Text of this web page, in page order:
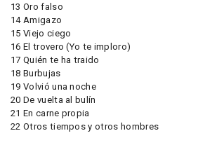
13 Oro falso
14 Amigazo
15 Viejo ciego
16 El trovero (Yo te imploro)
17 Quién te ha traido
18 Burbujas
19 Volvió una noche
20 De vuelta al bulín
21 En carne propia
22 Otros tiempos y otros hombres